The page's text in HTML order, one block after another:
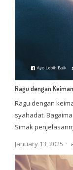
Ragu dengan
Ragu dengan
syahadat.
Simak
January 13, 2025